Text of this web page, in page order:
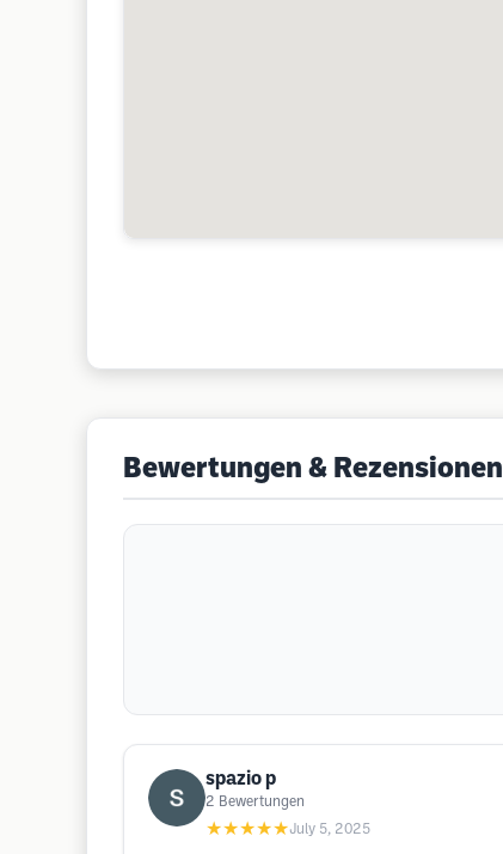
Bewertungen & Rezensionen
spazio p
2 Bewertungen
★★★★★July 5, 2025